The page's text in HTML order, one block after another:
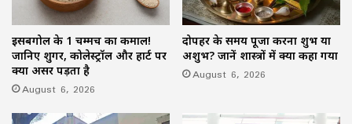
इसबगोल के 1 चम्मच का कमाल!
जानिए शुगर, कोलेस्ट्रॉल और हार्ट पर
क्या असर पड़ता है
August 6, 2026
दोपहर के समय पूजा करना शुभ या
अशुभ? जानें शास्त्रों में क्या कहा गया
August 6, 2026